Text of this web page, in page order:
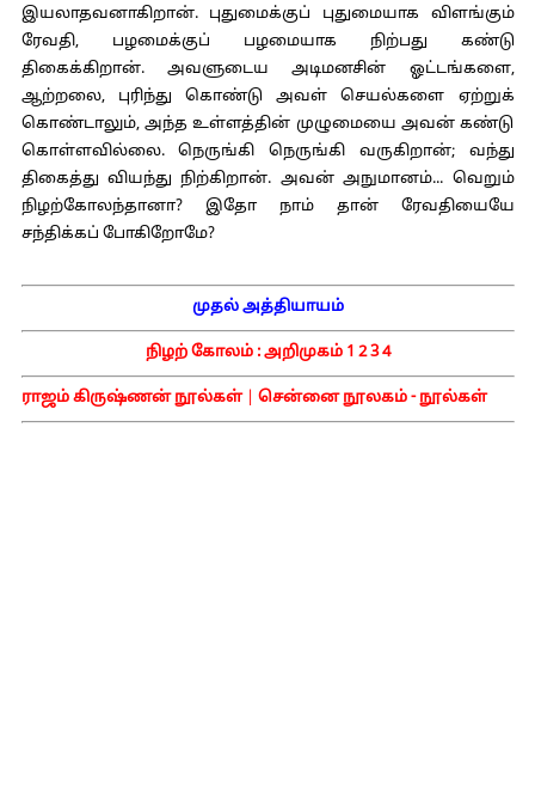
இயலாதவனாகிறான். புதுமைக்குப் புதுமையாக விளங்கும்
ரேவதி, பழமைக்குப் பழமையாக நிற்பது கண்டு
திகைக்கிறான். அவளுடைய அடிமனசின் ஓட்டங்களை,
ஆற்றலை, புரிந்து கொண்டு அவள் செயல்களை ஏற்றுக்
கொண்டாலும், அந்த உள்ளத்தின் முழுமையை அவன் கண்டு
கொள்ளவில்லை. நெருங்கி நெருங்கி வருகிறான்; வந்து
திகைத்து வியந்து நிற்கிறான். அவன் அநுமானம்... வெறும்
நிழற்கோலந்தானா? இதோ நாம் தான் ரேவதியையே
சந்திக்கப் போகிறோமே?
முதல் அத்தியாயம்
நிழற் கோலம் :அறிமுகம் 1 234
ராஜம் கிருஷ்ணன் நூல்கள்| சென்னை நூலகம் - நூல்கள்